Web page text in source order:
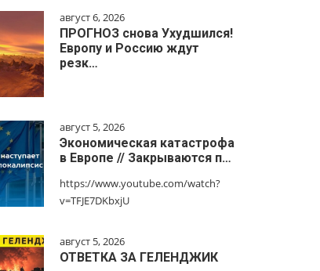
август 6, 2026
ПРОГНОЗ снова Ухудшился!
Европу и Россию ждут
резк…
август 5, 2026
Экономическая катастрофа
в Европе // Закрываются п…
https://www.youtube.com/watch?
v=TFJE7DKbxjU
август 5, 2026
ОТВЕТКА ЗА ГЕЛЕНДЖИК